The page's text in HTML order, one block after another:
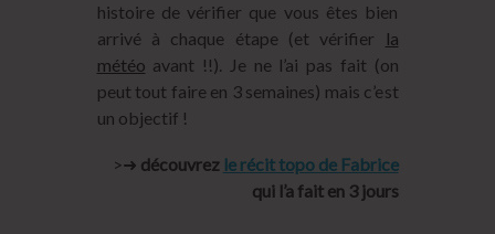
histoire de vérifier que vous êtes bien
arrivé à chaque étape (et vérifier
la
météo avant !!). Je ne l’ai pas fait (on
peut tout faire en 3 semaines) mais c’est
un objectif !
>➜ découvrez le récit topo de Fabrice
qui l’a fait en 3 jours